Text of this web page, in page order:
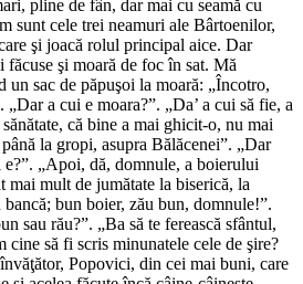
pline de fân, dar mai cu seamă cu
sunt cele trei neamuri ale Bârtoenilor,
şi joacă rolul principal aice. Dar
şi moară de foc în sat. Mă
un sac de păpuşoi la moară: „Încotro,
„Dar a cui e moara?”. „Da’ a cui să fie, a
că bine a mai ghicit-o, nu mai
la gropi, asupra Bălăcenei”. „Dar
e?”. „Apoi, dă, domnule, a boierului
mai mult de jumătate la biserică, la
bun boier, zău bun, domnule!”.
sau rău?”. „Ba să te ferească sfântul,
cine să fi scris minunatele cele de şire?
Popovici, din cei mai buni, care